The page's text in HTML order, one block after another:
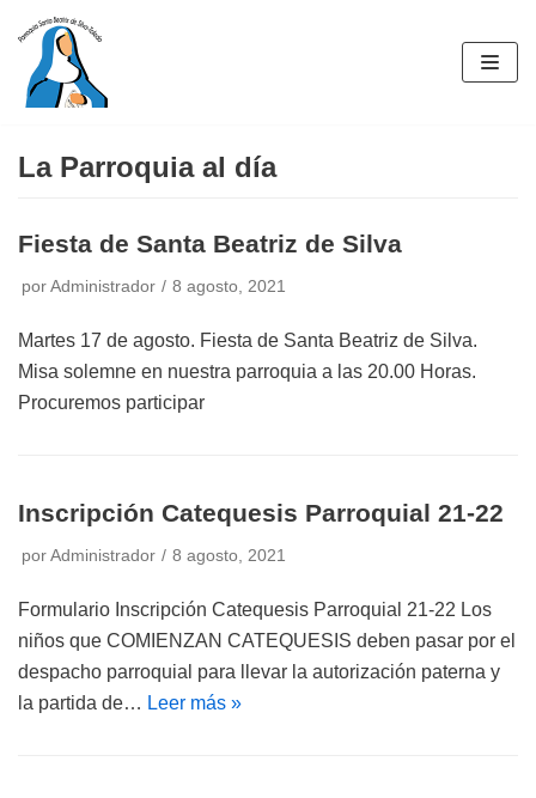
Saltar
contenido
La Parroquia al día
Fiesta de Santa Beatriz de Silva
por Administrador 8 agosto, 2021
Martes 17 de agosto. Fiesta de Santa Beatriz de Silva.
Misa solemne en nuestra parroquia a las 20.00 Horas.
Procuremos participar
Inscripción Catequesis Parroquial 21-22
por Administrador 8 agosto, 2021
Formulario Inscripción Catequesis Parroquial 21-22 Los
niños que COMIENZAN CATEQUESIS deben pasar por el
despacho parroquial para llevar la autorización paterna y
la partida de… Leer más »